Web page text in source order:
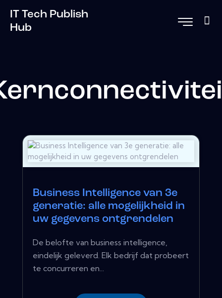
IT Tech Publish
Hub
Business Intelligence van 3e
generatie: alle mogelijkheid in
uw gegevens ontgrendelen
De belofte van business intelligence,
eindelijk geleverd. Elk bedrijf dat probeert
te concurreren en...